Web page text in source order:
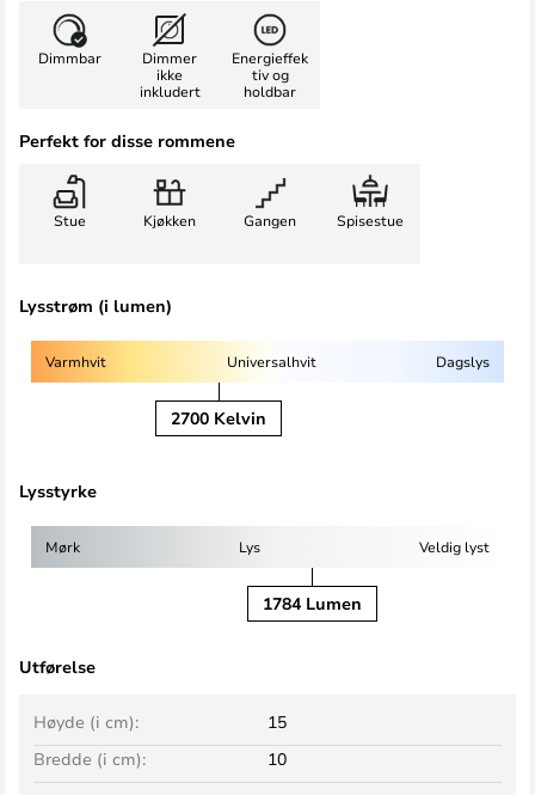
Dimmbar
Dimmer
ikke
inkludert
Energieffek
tiv og
holdbar
Perfekt for disse rommene
Stue Kjøkken Gangen Spisestue
Lysstrøm (i lumen)
Varmhvit Universalhvit Dagslys
2700 Kelvin
Lysstyrke
Mørk Lys Veldig lyst
1784 Lumen
Utførelse
Bredde (i cm): 10
Høyde (i cm): 15